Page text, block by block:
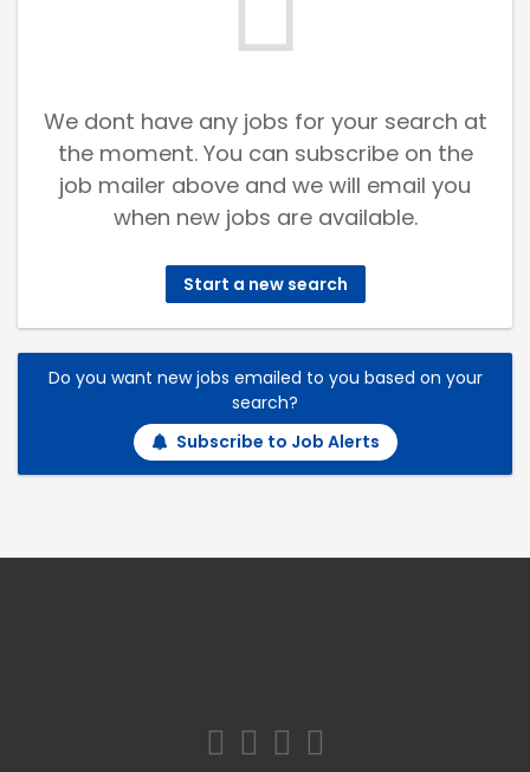
We dont have any jobs for your search at
the moment. You can subscribe on the
job mailer above and we will email you
when new jobs are available.
Start a new search
Do you want new jobs emailed to you based on your
search?
Subscribe to Job Alerts